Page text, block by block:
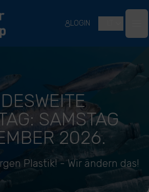
LOGIN
SAMSTAG
2026.
Plastik! - Wir ändern das!